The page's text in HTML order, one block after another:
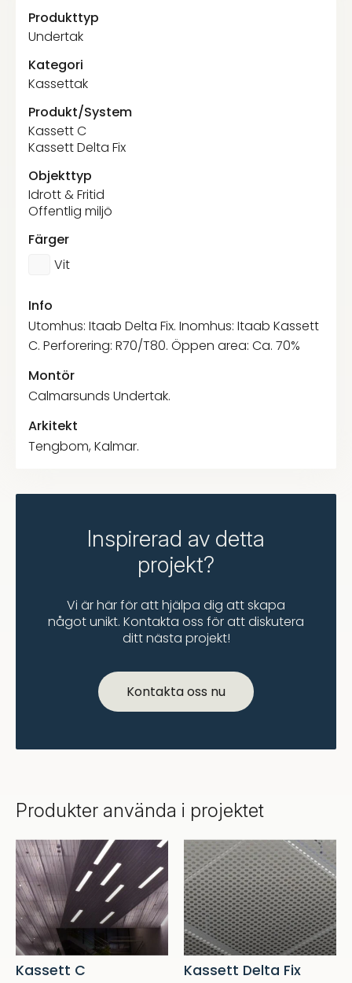
Produkttyp
Undertak
Kategori
Kassettak
Produkt/System
Kassett C
Kassett Delta Fix
Objekttyp
Idrott & Fritid
Offentlig miljö
Färger
Vit
Info
Utomhus: Itaab Delta Fix. Inomhus: Itaab Kassett
C. Perforering: R70/T80. Öppen area: Ca. 70%
Montör
Calmarsunds Undertak.
Arkitekt
Tengbom, Kalmar.
Inspirerad av detta
projekt?
Vi är här för att hjälpa dig att skapa
något unikt. Kontakta oss för att diskutera
ditt nästa projekt!
Kontakta oss nu
Produkter använda i projektet
Kassett C Kassett Delta Fix